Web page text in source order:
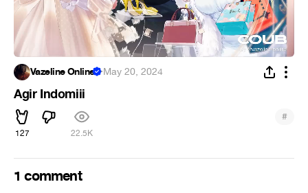
Vazeline Online ·May 20, 2024
Agir Indomiii
127 22.5K
#
1 comment